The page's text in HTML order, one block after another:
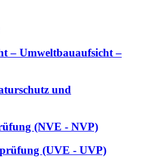
– Umweltbauaufsicht –
und
(NVE - NVP)
(UVE - UVP)